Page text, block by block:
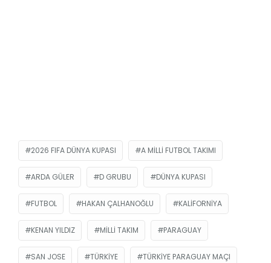
2026 FIFA DÜNYA KUPASI A MILLI FUTBOL TAKIMI
ARDA GÜLER D GRUBU DÜNYA KUPASI
FUTBOL HAKAN ÇALHANOĞLU KALIFORNIYA
KENAN YILDIZ MILLI TAKIM PARAGUAY
SAN JOSE TÜRKIYE TÜRKIYE PARAGUAY MAÇI